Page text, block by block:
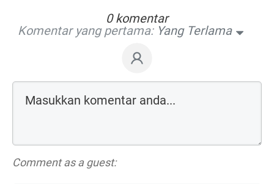
0 komentar
Komentar yang pertama: Yang Terlama
Comment as a guest: